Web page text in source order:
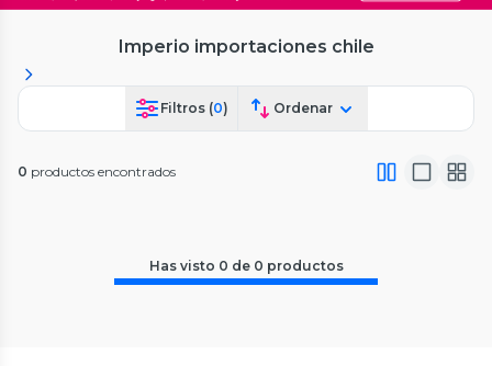
Imperio importaciones chile
Filtros (0) Ordenar
0 productos encontrados
Has visto 0 de 0 productos